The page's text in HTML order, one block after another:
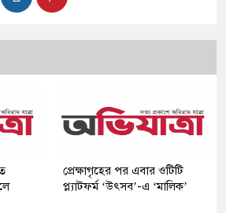
প্রেক্ষাগৃহের পর এবার ওটিটি
প্ল্যাটফর্ম ‘উৎসব’-এ ‘মালিক’